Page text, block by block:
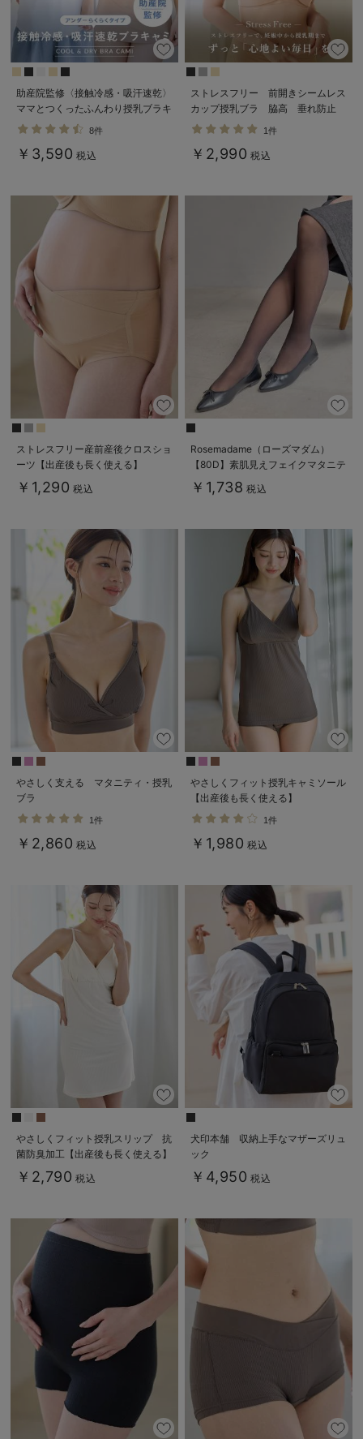
助産院監修〈接触冷感・吸汗速乾〉
ママとつくったふんわり授乳ブラキ
ャミ アンダーらくらくタイプ
8件
￥3,590 税込
ストレスフリー 前開きシームレス
カップ授乳ブラ 脇高 垂れ防止
｜ マタニティ・授乳ブラ脇高
1件
￥2,990 税込
ストレスフリー産前産後クロスショ
ーツ【出産後も長く使える】
￥1,290 税込
Rosemadame（ローズマダム）
【80D】素肌見えフェイクマタニテ
ィタイツ【出産後も長く使える】
￥1,738 税込
やさしく支える マタニティ・授乳
ブラ
1件
￥2,860 税込
やさしくフィット授乳キャミソール
【出産後も長く使える】
1件
￥1,980 税込
やさしくフィット授乳スリップ 抗
菌防臭加工【出産後も長く使える】
￥2,790 税込
犬印本舗 収納上手なマザーズリュ
ック
￥4,950 税込